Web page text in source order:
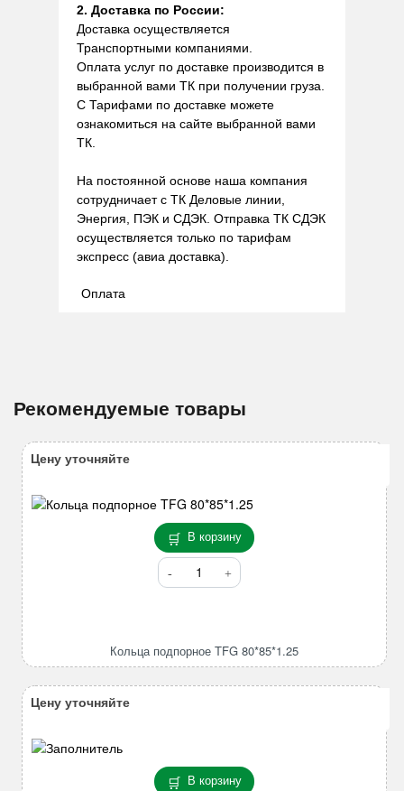
2. Доставка по России:
Доставка осуществляется
Транспортными компаниями.
Оплата услуг по доставке производится в
выбранной вами ТК при получении груза.
С Тарифами по доставке можете
ознакомиться на сайте выбранной вами
ТК.
На постоянной основе наша компания
сотрудничает с ТК Деловые линии,
Энергия, ПЭК и СДЭК. Отправка ТК СДЭК
осуществляется только по тарифам
экспресс (авиа доставка).
Оплата
Рекомендуемые товары
В корзину
Количество
товара
80*85*1.25
Кольца подпорное TFG 80*85*1.25
Цену уточняйте
В корзину
Цену уточняйте